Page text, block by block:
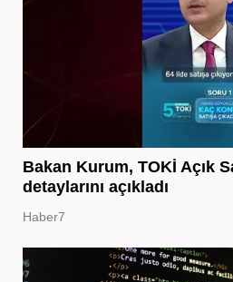
Bakan Kurum, TOKİ Açık
detaylarını açıkladı
Haber7